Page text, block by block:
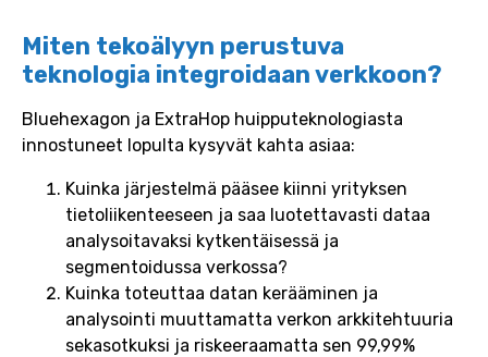
Miten tekoälyyn perustuva
teknologia integroidaan verkkoon?
Bluehexagon ja ExtraHop huipputeknologiasta
innostuneet lopulta kysyvät kahta asiaa:
Kuinka järjestelmä pääsee kiinni yrityksen
tietoliikenteeseen ja saa luotettavasti dataa
analysoitavaksi kytkentäisessä ja
segmentoidussa verkossa?
Kuinka toteuttaa datan kerääminen ja
analysointi muuttamatta verkon arkkitehtuuria
sekasotkuksi ja riskeeraamatta sen 99,99%